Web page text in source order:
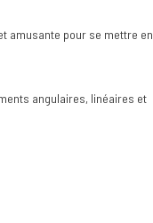
amusante pour se mettre en
angulaires, linéaires et